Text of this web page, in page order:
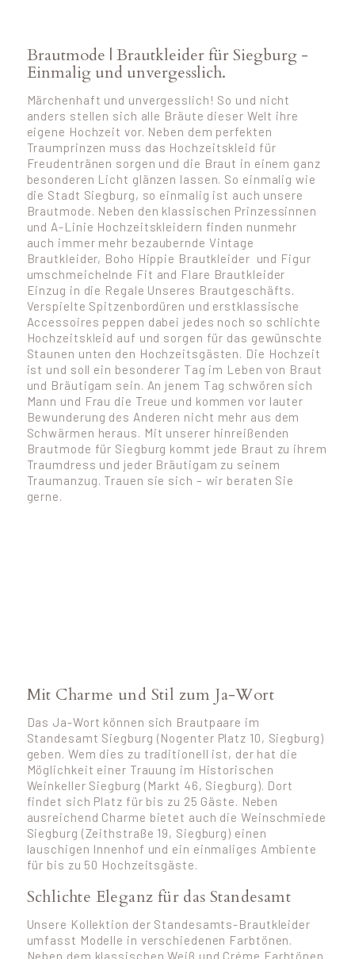
Brautmode | Brautkleider für Siegburg -
Einmalig und unvergesslich.
Märchenhaft und unvergesslich! So und nicht
anders stellen sich alle Bräute dieser Welt ihre
eigene Hochzeit vor. Neben dem perfekten
Traumprinzen muss das Hochzeitskleid für
Freudentränen sorgen und die Braut in einem ganz
besonderen Licht glänzen lassen. So einmalig wie
die Stadt Siegburg, so einmalig ist auch unsere
Brautmode. Neben den klassischen Prinzessinnen
und A-Linie Hochzeitskleidern finden nunmehr
auch immer mehr bezaubernde Vintage
Brautkleider, Boho Hippie Brautkleider und Figur
umschmeichelnde Fit and Flare Brautkleider
Einzug in die Regale Unseres Brautgeschäfts.
Verspielte Spitzenbordüren und erstklassische
Accessoires peppen dabei jedes noch so schlichte
Hochzeitskleid auf und sorgen für das gewünschte
Staunen unten den Hochzeitsgästen. Die Hochzeit
ist und soll ein besonderer Tag im Leben von Braut
und Bräutigam sein. An jenem Tag schwören sich
Mann und Frau die Treue und kommen vor lauter
Bewunderung des Anderen nicht mehr aus dem
Schwärmen heraus. Mit unserer hinreißenden
Brautmode für Siegburg kommt jede Braut zu ihrem
Traumdress und jeder Bräutigam zu seinem
Traumanzug. Trauen sie sich – wir beraten Sie
gerne.
Mit Charme und Stil zum Ja-Wort
Das Ja-Wort können sich Brautpaare im
Standesamt Siegburg (Nogenter Platz 10, Siegburg)
geben. Wem dies zu traditionell ist, der hat die
Möglichkeit einer Trauung im Historischen
Weinkeller Siegburg (Markt 46, Siegburg). Dort
findet sich Platz für bis zu 25 Gäste. Neben
ausreichend Charme bietet auch die Weinschmiede
Siegburg (Zeithstraße 19, Siegburg) einen
lauschigen Innenhof und ein einmaliges Ambiente
für bis zu 50 Hochzeitsgäste.
Schlichte Eleganz für das Standesamt
Unsere Kollektion der Standesamts-Brautkleider
umfasst Modelle in verschiedenen Farbtönen.
Neben dem klassischen Weiß und Créme Farbtönen